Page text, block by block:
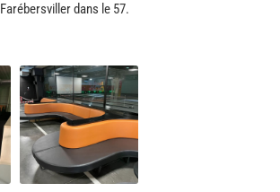
Farébersvillerdans le 57.